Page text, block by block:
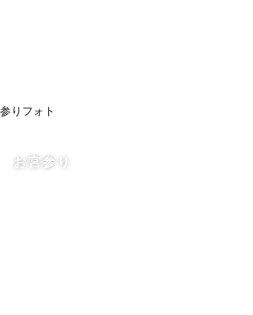
お宮参り